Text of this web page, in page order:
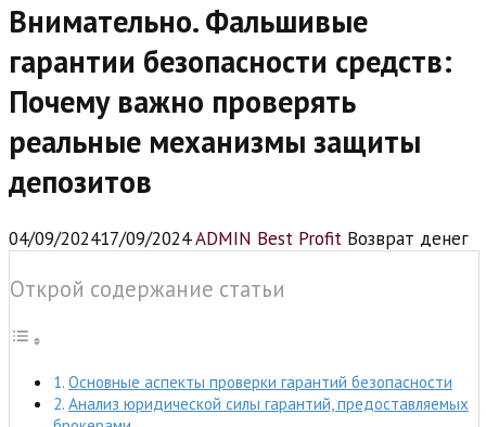
Внимательно. Фальшивые
гарантии безопасности средств:
Почему важно проверять
реальные механизмы защиты
депозитов
04/09/202417/09/2024ADMIN Best Profit Возврат денег
Открой содержание статьи
Основные аспекты проверки гарантий безопасности
Анализ юридической силы гарантий, предоставляемых